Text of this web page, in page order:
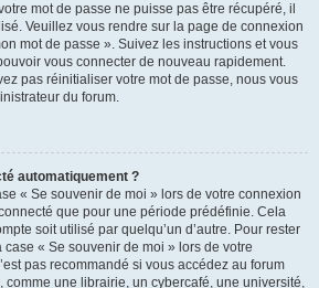
mot de passe ne puisse pas être récupéré, il
Veuillez vous rendre sur la page de connexion
mot de passe ». Suivez les instructions et vous
vous connecter de nouveau rapidement.
pas réinitialiser votre mot de passe, nous vous
du forum.
automatiquement ?
« Se souvenir de moi » lors de votre connexion
que pour une période prédéfinie. Cela
soit utilisé par quelqu’un d’autre. Pour rester
« Se souvenir de moi » lors de votre
pas recommandé si vous accédez au forum
une librairie, un cybercafé, une université,